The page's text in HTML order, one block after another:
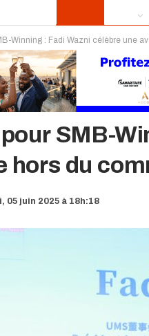
Publireportage
Winning : Fadi Wazni célèbre une
SMB-
hors du
05 juin 2025 à 18h:18